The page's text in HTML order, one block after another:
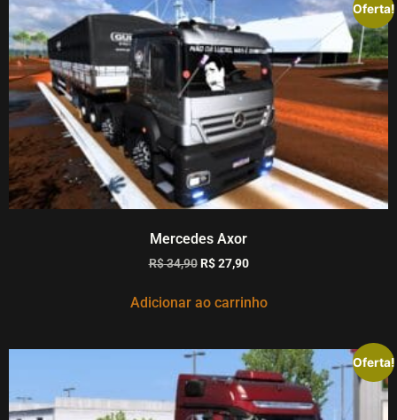
Oferta!
Mercedes Axor
R$34,90 R$27,90
Adicionar ao carrinho
Oferta!